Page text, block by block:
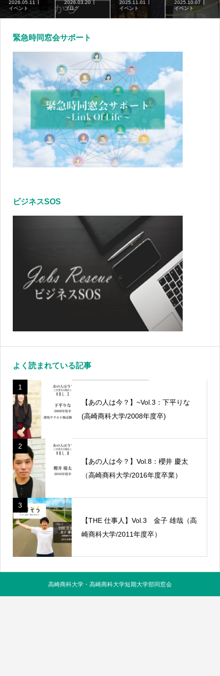
2026.05.11
イベント
2026.03.20
ブログ
2025.11.01
イベント
2025.10.07
イベント
緊急時同窓会サポート
ビジネスSOS
よく読まれている記事
1
【あの人は今？】~Vol.3：下平りな
(高崎商科大学/2008年度卒)
2
【あの人は今？】Vol.8：櫻井 慶太
（高崎商科大学/2016年度卒業）
3
【THE 仕事人】Vol.3 金子 雄哉（高
崎商科大学/2011年度卒）
高崎商科大学・高崎商科大学短期大学部同窓会